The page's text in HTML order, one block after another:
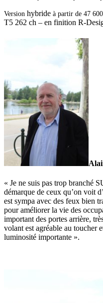
Version hybride à partir de 47
T5 262 ch – en finition R-
« Je ne suis pas trop branché
démarque de ceux qu’on voit
est sympa avec des feux bien
pour améliorer la vie des
important des portes arrière,
volant est agréable au toucher
luminosité importante ».